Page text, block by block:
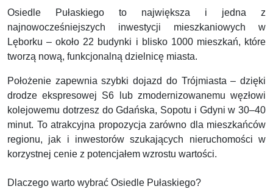
Osiedle Pułaskiego to największa i jedna z
najnowocześniejszych inwestycji mieszkaniowych w
Lęborku – około 22 budynki i blisko 1000 mieszkań, które
tworzą nową, funkcjonalną dzielnicę miasta.
Położenie zapewnia szybki dojazd do Trójmiasta – dzięki
drodze ekspresowej S6 lub zmodernizowanemu węzłowi
kolejowemu dotrzesz do Gdańska, Sopotu i Gdyni w 30–40
minut. To atrakcyjna propozycja zarówno dla mieszkańców
regionu, jak i inwestorów szukających nieruchomości w
korzystnej cenie z potencjałem wzrostu wartości.
Dlaczego warto wybrać Osiedle Pułaskiego?